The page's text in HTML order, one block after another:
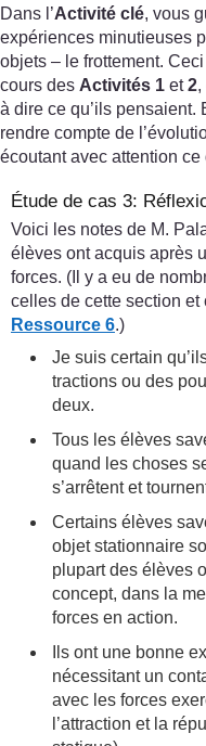
Dans l’Activité clé, vous
expériences minutieuses
objets – le frottement.
cours des Activités 1 et2,
à dire ce qu’ils pensaient.
rendre compte de
écoutant avec attention ce
Étude de cas 3:
Voici les notes de M.
élèves ont acquis après
forces. (Il y a eu de
celles de cette section
Ressource 6.)
Je suis certain
tractions ou des
deux.
Tous les élèves
quand les choses
s’arrêtent et
Certains élèves
objet stationnaire
plupart des élèves
concept, dans la
forces en action.
Ils ont une bonne
nécessitant un
avec les forces
l’attraction et la